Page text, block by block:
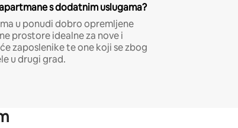
s dodatnim uslugama?
u ponudi dobro opremljene
prostore idealne za nove i
zaposlenike te one koji se zbog
u drugi grad.